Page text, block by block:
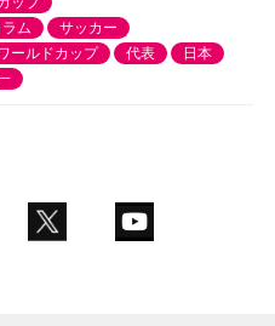
ラム
サッカー
ールドカップ 代表
日本